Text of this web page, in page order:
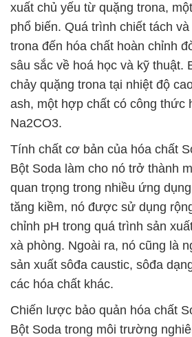
xuất chủ yếu từ quặng trona,
phổ biến. Quá trình chiết tách
trona đến hóa chất hoàn chỉnh
sâu sắc về hoá học và kỹ thuật.
chảy quặng trona tại nhiệt độ
ash, một hợp chất có công thức
Na2CO3.
Tính chất cơ bản của hóa chất
Bột Soda làm cho nó trở thành
quan trọng trong nhiều ứng
tăng kiềm, nó được sử dụng
chỉnh pH trong quá trình sản
xà phòng. Ngoài ra, nó cũng là
sản xuất sôđa caustic, sôđa
các hóa chất khác.
Chiến lược bảo quản hóa chất
Bột Soda trong môi trường